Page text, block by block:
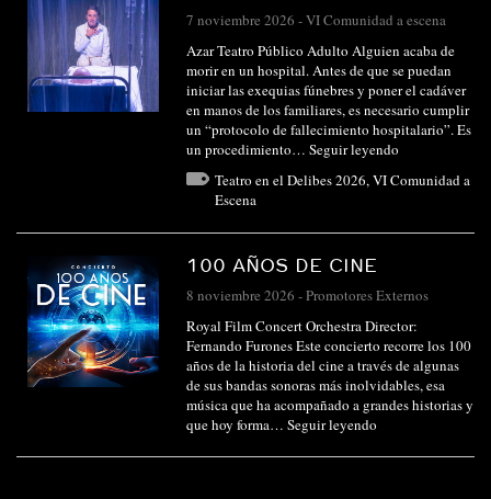
7 noviembre 2026 -VI Comunidad a escena
Azar Teatro Público Adulto Alguien acaba de
morir en un hospital. Antes de que se puedan
iniciar las exequias fúnebres y poner el cadáver
en manos de los familiares, es necesario cumplir
un “protocolo de fallecimiento hospitalario”. Es
un procedimiento… Seguir leyendo
Teatro en el Delibes 2026, VI Comunidad a
Escena
100 AÑOS DE CINE
8 noviembre 2026 -Promotores Externos
Royal Film Concert Orchestra Director:
Fernando Furones Este concierto recorre los 100
años de la historia del cine a través de algunas
de sus bandas sonoras más inolvidables, esa
música que ha acompañado a grandes historias y
que hoy forma… Seguir leyendo